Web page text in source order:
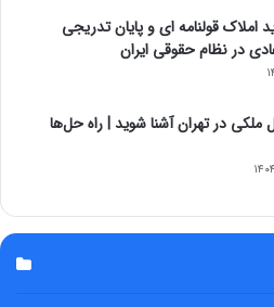
املاک قولنامه ای و پایان تدریجی
در نظام حقوقی ایران
ملکی در تهران آشنا شوید | راه حل‌ها